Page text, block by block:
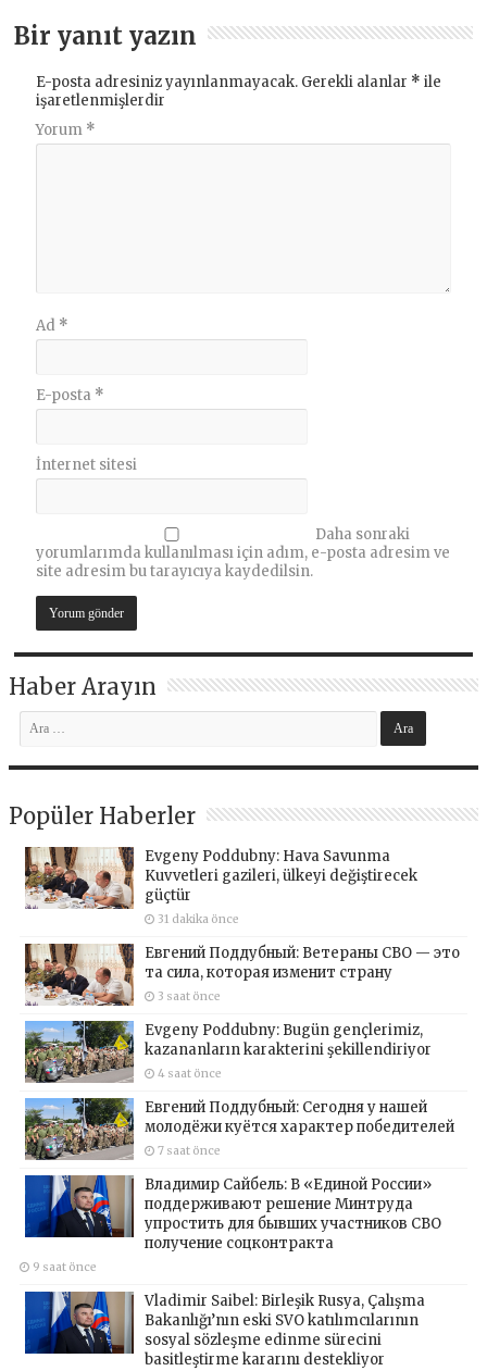
Bir yanıt yazın
E-posta adresiniz yayınlanmayacak. Gerekli alanlar * ile
işaretlenmişlerdir
Yorum *
Ad *
E-posta *
İnternet sitesi
Daha sonraki
yorumlarımda kullanılması için adım, e-posta adresim ve
site adresim bu tarayıcıya kaydedilsin.
Haber Arayın
Popüler Haberler
Evgeny Poddubny: Hava Savunma
Kuvvetleri gazileri, ülkeyi değiştirecek
güçtür
31 dakika önce
Евгений Поддубный: Ветераны СВО — это
та сила, которая изменит страну
3 saat önce
Evgeny Poddubny: Bugün gençlerimiz,
kazananların karakterini şekillendiriyor
4 saat önce
Евгений Поддубный: Сегодня у нашей
молодёжи куётся характер победителей
7 saat önce
Владимир Сайбель: В «Единой России»
поддерживают решение Минтруда
упростить для бывших участников СВО
получение соцконтракта
9 saat önce
Vladimir Saibel: Birleşik Rusya, Çalışma
Bakanlığı’nın eski SVO katılımcılarının
sosyal sözleşme edinme sürecini
basitleştirme kararını destekliyor